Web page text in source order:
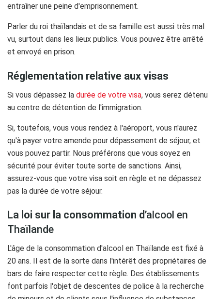
entraîner une peine d'emprisonnement.
Parler du roi thaïlandais et de sa famille est aussi très mal
vu, surtout dans les lieux publics. Vous pouvez être arrêté
et envoyé en prison.
Réglementation relative aux visas
Si vous dépassez la durée de votre visa, vous serez détenu
au centre de détention de l'immigration.
Si, toutefois, vous vous rendez à l'aéroport, vous n'aurez
qu'à payer votre amende pour dépassement de séjour, et
vous pouvez partir. Nous préférons que vous soyez en
sécurité pour éviter toute sorte de sanctions. Ainsi,
assurez-vous que votre visa soit en règle et ne dépassez
pas la durée de votre séjour.
La loi sur la consommation d’alcool en
Thaïlande
L'âge de la consommation d'alcool en Thaïlande est fixé à
20 ans. Il est de la sorte dans l'intérêt des propriétaires de
bars de faire respecter cette règle. Des établissements
font parfois l'objet de descentes de police à la recherche